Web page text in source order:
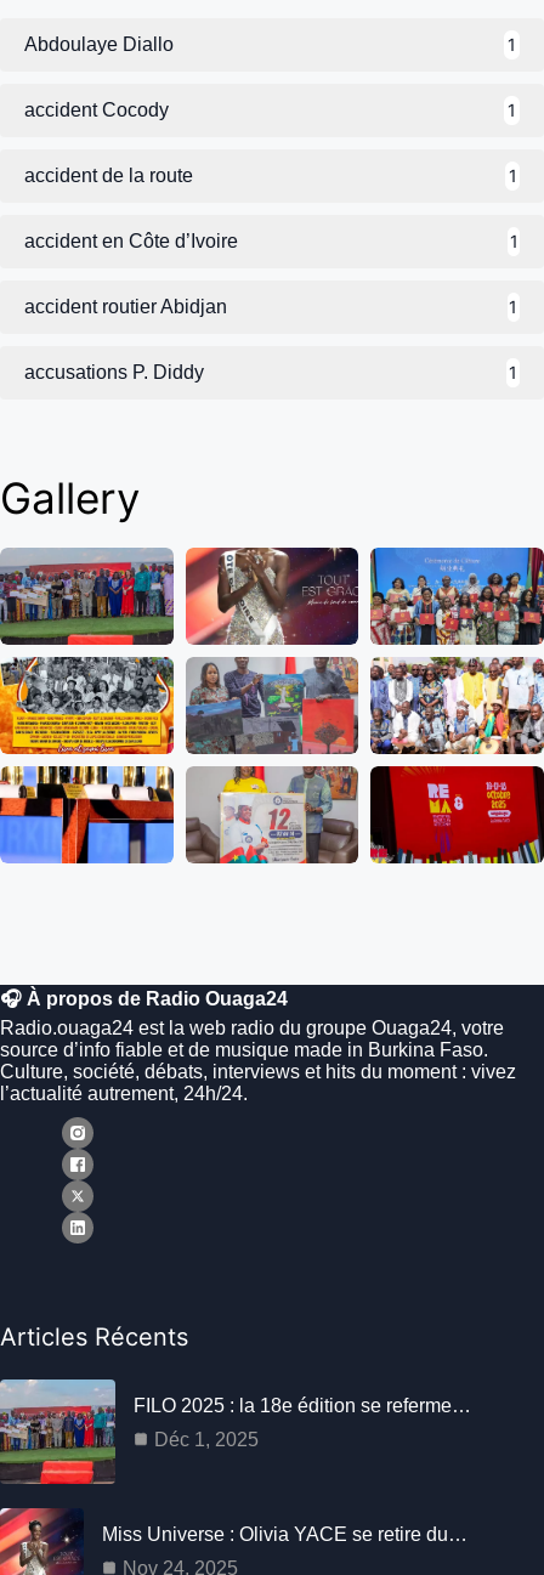
Abdoulaye Diallo 1
accident Cocody 1
accident de la route 1
accident en Côte d’Ivoire 1
accident routier Abidjan 1
accusations P. Diddy 1
Gallery
🎧 À propos de Radio Ouaga24
Radio.ouaga24 est la web radio du groupe Ouaga24, votre
source d’info fiable et de musique made in Burkina Faso.
Culture, société, débats, interviews et hits du moment : vivez
l’actualité autrement, 24h/24.
Articles Récents
FILO 2025 : la 18e édition se referme…
Déc 1, 2025
Miss Universe : Olivia YACE se retire du…
Nov 24, 2025